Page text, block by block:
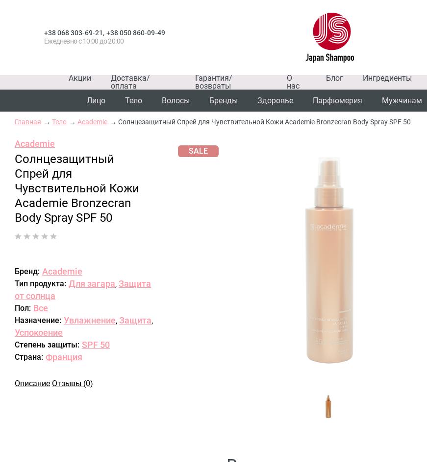
+38 068 303-69-21, +38 050 860-09-49
Ежедневно с 10:00 до 20:00
Акции
Доставка/
оплата
Гарантия/
возвраты
О
нас
Блог Ингредиенты
Лицо
Тело Волосы Бренды Здоровье Парфюмерия Мужчинам
Главная Тело Academie Солнцезащитный Спрей для Чувствительной Кожи Academie Bronzecran Body Spray SPF 50
Academie
Солнцезащитный
Спрей для
Чувствительной Кожи
Academie Bronzecran
Body Spray SPF 50
Бренд: Academie
Тип продукта: Для загара, Защита
от солнца
Пол: Все
Назначение: Увлажнение, Защита,
Успокоение
Степень защиты: SPF 50
Страна: Франция
Описание Отзывы (0)
SALE